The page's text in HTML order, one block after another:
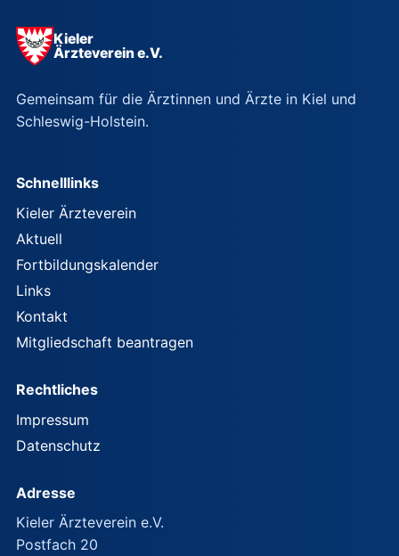
Kieler
Ärzteverein e.V.
Gemeinsam für die Ärztinnen und Ärzte in Kiel und
Schleswig-Holstein.
Schnelllinks
Kieler Ärzteverein
Aktuell
Fortbildungskalender
Links
Kontakt
Mitgliedschaft beantragen
Rechtliches
Impressum
Datenschutz
Adresse
Kieler Ärzteverein e.V.
Postfach 20